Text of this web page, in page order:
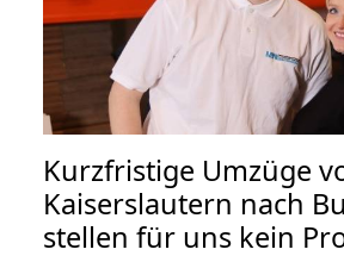
Kurzfristige Umzüge
Kaiserslautern nach
stellen für uns kein